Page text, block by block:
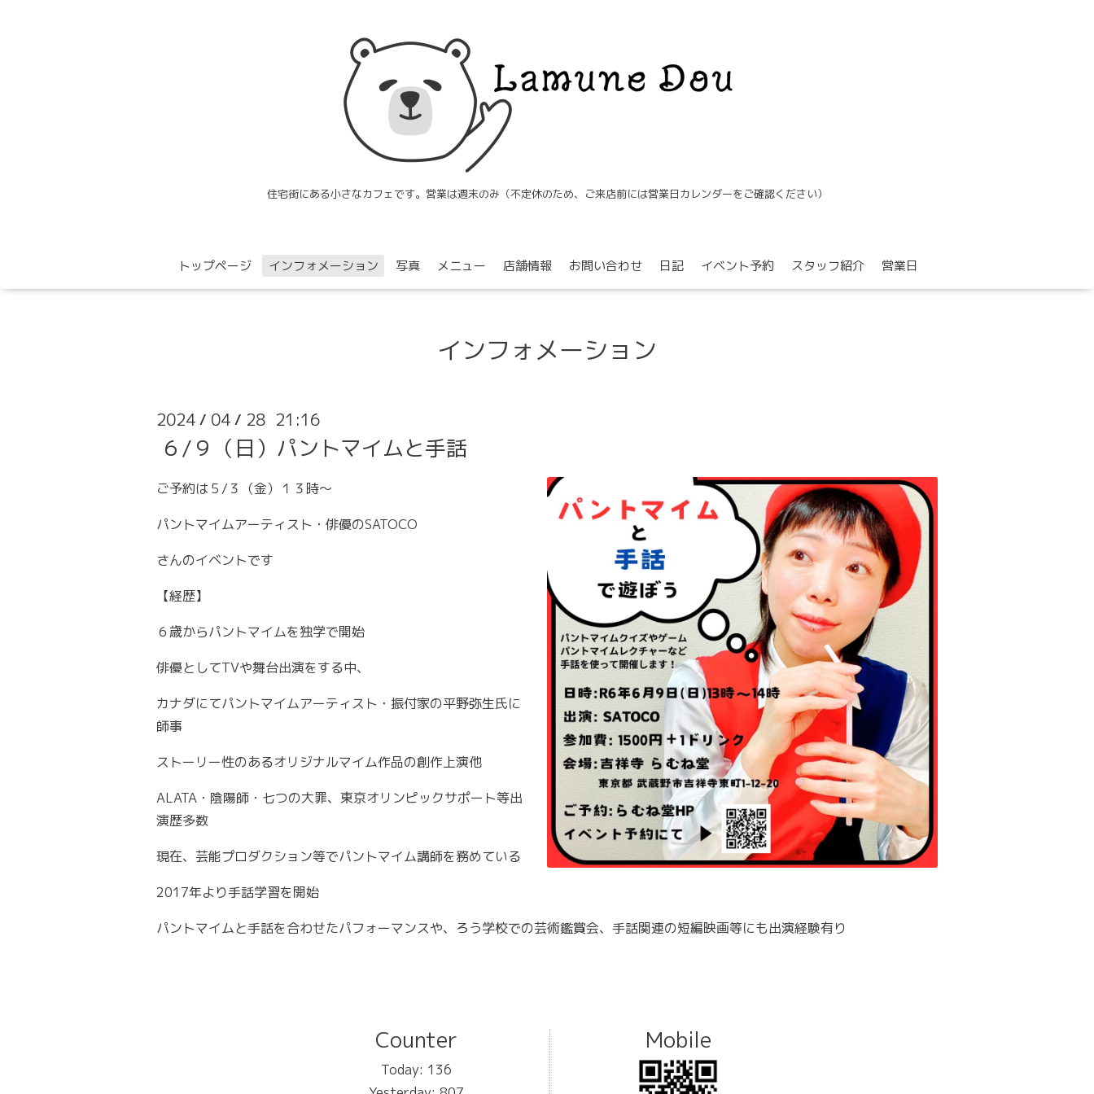
住宅街にある小さなカフェです。営業は週末のみ（不定休のため、ご来店前には営業日カレンダーをご確認ください）
トップページ インフォメーション 写真 メニュー 店舗情報 お問い合わせ 日記 イベント予約 スタッフ紹介 営業日
インフォメーション
2024 / 04 / 28 21:16
６/９（日）パントマイムと手話
ご予約は５/３（金）１３時〜
パントマイムアーティスト・俳優のSATOCO
さんのイベントです
【経歴】
６歳からパントマイムを独学で開始
俳優としてTVや舞台出演をする中、
カナダにてパントマイムアーティスト・振付家の平野弥生氏に
師事
ストーリー性のあるオリジナルマイム作品の創作上演他
ALATA・陰陽師・七つの大罪、東京オリンピックサポート等出
演歴多数
現在、芸能プロダクション等でパントマイム講師を務めている
2017年より手話学習を開始
パントマイムと手話を合わせたパフォーマンスや、ろう学校での芸術鑑賞会、手話関連の短編映画等にも出演経験有り
Counter
Today: 136
Mobile